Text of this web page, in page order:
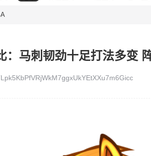
：马刺韧劲十足打法多变